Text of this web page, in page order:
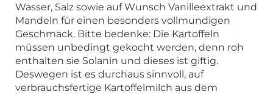
Wasser, Salz sowie auf Wunsch Vanilleextrakt und
Mandeln für einen besonders vollmundigen
Geschmack. Bitte bedenke: Die Kartoffeln
müssen unbedingt gekocht werden, denn roh
enthalten sie Solanin und dieses ist giftig.
Deswegen ist es durchaus sinnvoll, auf
verbrauchsfertige Kartoffelmilch aus dem